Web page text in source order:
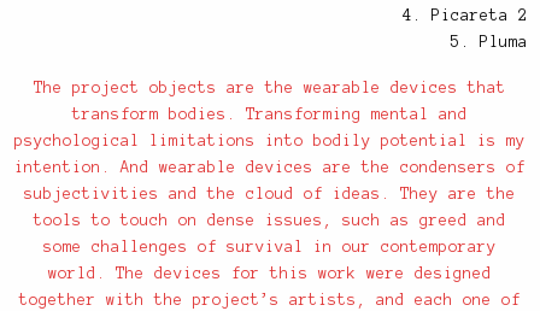
4. Picareta 2
5. Pluma
The project objects are the wearable devices that
transform bodies. Transforming mental and
psychological limitations into bodily potential is my
intention. And wearable devices are the condensers of
subjectivities and the cloud of ideas. They are the
tools to touch on dense issues, such as greed and
some challenges of survival in our contemporary
world. The devices for this work were designed
together with the project’s artists, and each one of